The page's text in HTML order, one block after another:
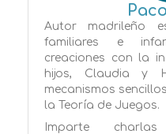
Autor madrileño
familiares e
creaciones con la
hijos, Claudia y
mecanismos
la Teoría de Juegos.
Imparte